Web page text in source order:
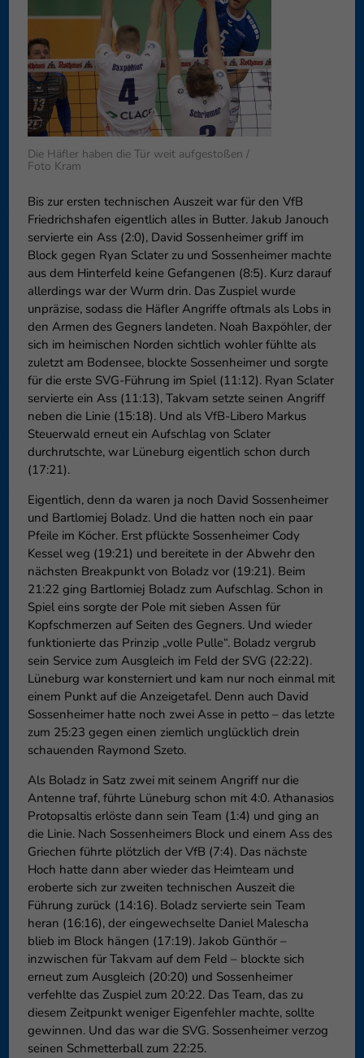
Die Häfler haben die Tür weit aufgestoßen /
Foto Kram
Bis zur ersten technischen Auszeit war für den VfB
Friedrichshafen eigentlich alles in Butter. Jakub Janouch
servierte ein Ass (2:0), David Sossenheimer griff im
Block gegen Ryan Sclater zu und Sossenheimer machte
aus dem Hinterfeld keine Gefangenen (8:5). Kurz darauf
allerdings war der Wurm drin. Das Zuspiel wurde
unpräzise, sodass die Häfler Angriffe oftmals als Lobs in
den Armen des Gegners landeten. Noah Baxpöhler, der
sich im heimischen Norden sichtlich wohler fühlte als
zuletzt am Bodensee, blockte Sossenheimer und sorgte
für die erste SVG-Führung im Spiel (11:12). Ryan Sclater
servierte ein Ass (11:13), Takvam setzte seinen Angriff
neben die Linie (15:18). Und als VfB-Libero Markus
Steuerwald erneut ein Aufschlag von Sclater
durchrutschte, war Lüneburg eigentlich schon durch
(17:21).
Eigentlich, denn da waren ja noch David Sossenheimer
und Bartlomiej Boladz. Und die hatten noch ein paar
Pfeile im Köcher. Erst pflückte Sossenheimer Cody
Kessel weg (19:21) und bereitete in der Abwehr den
nächsten Breakpunkt von Boladz vor (19:21). Beim
21:22 ging Bartlomiej Boladz zum Aufschlag. Schon in
Spiel eins sorgte der Pole mit sieben Assen für
Kopfschmerzen auf Seiten des Gegners. Und wieder
funktionierte das Prinzip „volle Pulle“. Boladz vergrub
sein Service zum Ausgleich im Feld der SVG (22:22).
Lüneburg war konsterniert und kam nur noch einmal mit
einem Punkt auf die Anzeigetafel. Denn auch David
Sossenheimer hatte noch zwei Asse in petto – das letzte
zum 25:23 gegen einen ziemlich unglücklich drein
schauenden Raymond Szeto.
Als Boladz in Satz zwei mit seinem Angriff nur die
Antenne traf, führte Lüneburg schon mit 4:0. Athanasios
Protopsaltis erlöste dann sein Team (1:4) und ging an
die Linie. Nach Sossenheimers Block und einem Ass des
Griechen führte plötzlich der VfB (7:4). Das nächste
Hoch hatte dann aber wieder das Heimteam und
eroberte sich zur zweiten technischen Auszeit die
Führung zurück (14:16). Boladz servierte sein Team
heran (16:16), der eingewechselte Daniel Malescha
blieb im Block hängen (17:19). Jakob Günthör –
inzwischen für Takvam auf dem Feld – blockte sich
erneut zum Ausgleich (20:20) und Sossenheimer
verfehlte das Zuspiel zum 20:22. Das Team, das zu
diesem Zeitpunkt weniger Eigenfehler machte, sollte
gewinnen. Und das war die SVG. Sossenheimer verzog
seinen Schmetterball zum 22:25.
Datenschutzeinstellungen
Essenziell (1)
Essenzielle Cookies
Funktion der Website
Externe Medien (6)
Inhalte von
blockiert. Wenn Cookies von